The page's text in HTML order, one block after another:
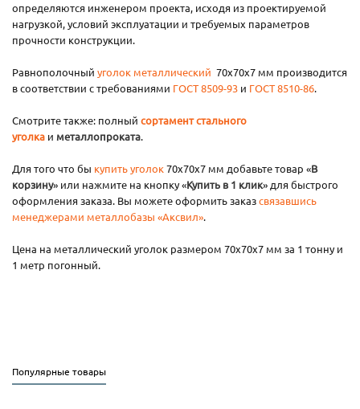
определяются инженером проекта, исходя из проектируемой
нагрузкой, условий эксплуатации и требуемых параметров
прочности конструкции.
Равнополочный уголок металлический 70х70х7 мм производится
в соответствии с требованиями ГОСТ 8509-93 и ГОСТ 8510-86.
Смотрите также: полный сортамент стального
уголка и металлопроката.
Для того что бы купить уголок70х70х7 мм добавьте товар «В
корзину» или нажмите на кнопку «Купить в 1 клик» для быстрого
оформления заказа. Вы можете оформить заказсвязавшись
менеджерами металлобазы «Аксвил».
Цена на металлический уголок размером 70х70х7 мм за 1 тонну и
1 метр погонный.
Популярные товары